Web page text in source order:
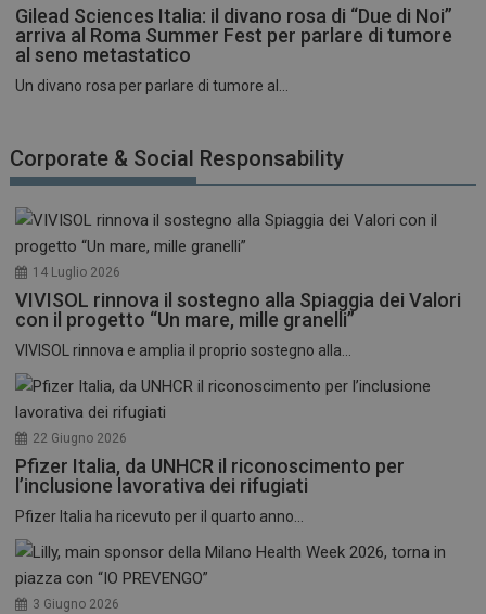
Gilead Sciences Italia: il divano rosa di “Due di Noi”
arriva al Roma Summer Fest per parlare di tumore
al seno metastatico
Un divano rosa per parlare di tumore al...
Corporate & Social Responsability
14 Luglio 2026
VIVISOL rinnova il sostegno alla Spiaggia dei Valori
con il progetto “Un mare, mille granelli”
VIVISOL rinnova e amplia il proprio sostegno alla...
22 Giugno 2026
Pfizer Italia, da UNHCR il riconoscimento per
l’inclusione lavorativa dei rifugiati
Pfizer Italia ha ricevuto per il quarto anno...
3 Giugno 2026
Necessari Marketing
sito web abilitandone funzionalità di base quali la
NOME
FORNITORE / DOMINIO
.dailyhealthindustry.it
mese